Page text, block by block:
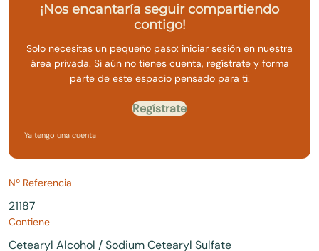
¡Nos encantaría seguir compartiendo
contigo!
Solo necesitas un pequeño paso: iniciar sesión en nuestra
área privada. Si aún no tienes cuenta, regístrate y forma
parte de este espacio pensado para ti.
Regístrate
Ya tengo una cuenta
Nº Referencia
21187
Contiene
Cetearyl Alcohol / Sodium Cetearyl Sulfate